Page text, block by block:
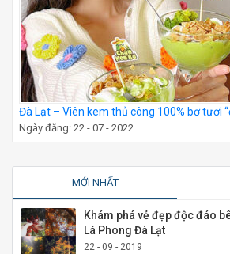
Đà Lạt – Viên kem thủ công 100% bơ tươi
Ngày đăng: 22 - 07 - 2022
MỚI NHẤT
Khám phá vẻ đẹp độc đáo
Lá Phong Đà Lạt
22 - 09 - 2019